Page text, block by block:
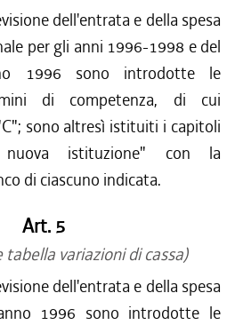
dell'entrata e della spesa
per gli anni 1996-1998 e del
1996 sono introdotte le
di competenza, di cui
sono altresì istituiti i capitoli
istituzione" con la
di ciascuno indicata.
Art. 5
tabella variazioni di cassa)
dell'entrata e della spesa
1996 sono introdotte le